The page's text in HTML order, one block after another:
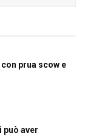
prua scow e
può aver